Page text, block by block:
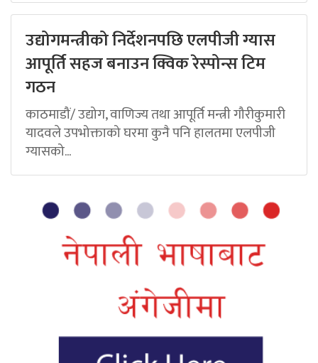
उद्योगमन्त्रीको निर्देशनपछि एलपीजी ग्यास
आपूर्ति सहज बनाउन क्विक रेस्पोन्स टिम
गठन
काठमाडौं/ उद्योग, वाणिज्य तथा आपूर्ति मन्त्री गौरीकुमारी
यादवले उपभोक्ताको घरमा कुनै पनि हालतमा एलपीजी
ग्यासको...